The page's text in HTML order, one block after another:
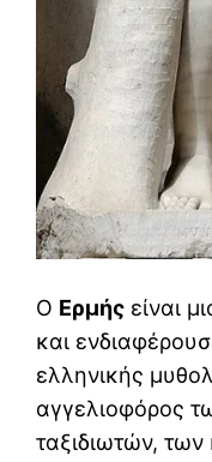
Ο Ερμής είναι
και
ελληνικής
αγγελιοφόρος
ταξιδιωτών,